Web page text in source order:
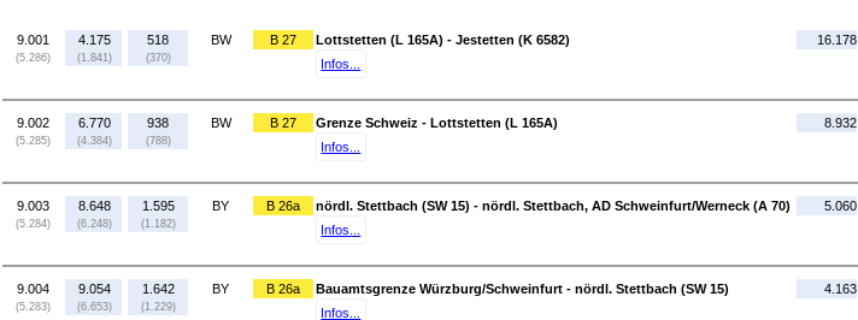
9.001
(5.286)
4.175
(1.841)
518
(370)
BW B 27
Lottstetten (L 165A) - Jestetten (K 6582)
Infos...
16.178
9.002
(5.285)
6.770
(4.384)
938
(788)
BW B 27
Grenze Schweiz - Lottstetten (L 165A)
Infos...
8.932
9.003
(5.284)
8.648
(6.248)
1.595
(1.182)
BY B 26a
nördl. Stettbach (SW 15) - nördl. Stettbach, AD Schweinfurt/Werneck (A 70)
Infos...
5.060
9.004
(5.283)
9.054
(6.653)
1.642
(1.229)
BY B 26a
Bauamtsgrenze Würzburg/Schweinfurt - nördl. Stettbach (SW 15)
Infos...
4.163